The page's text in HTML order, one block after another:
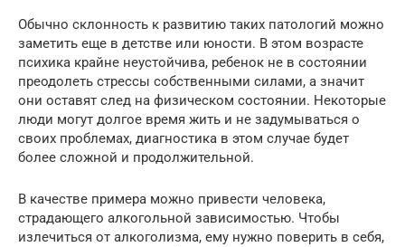
Обычно склонность к развитию таких патологий можно
заметить еще в детстве или юности. В этом возрасте
психика крайне неустойчива, ребенок не в состоянии
преодолеть стрессы собственными силами, а значит
они оставят след на физическом состоянии. Некоторые
люди могут долгое время жить и не задумываться о
своих проблемах, диагностика в этом случае будет
более сложной и продолжительной.
В качестве примера можно привести человека,
страдающего алкогольной зависимостью. Чтобы
излечиться от алкоголизма, ему нужно поверить в себя,